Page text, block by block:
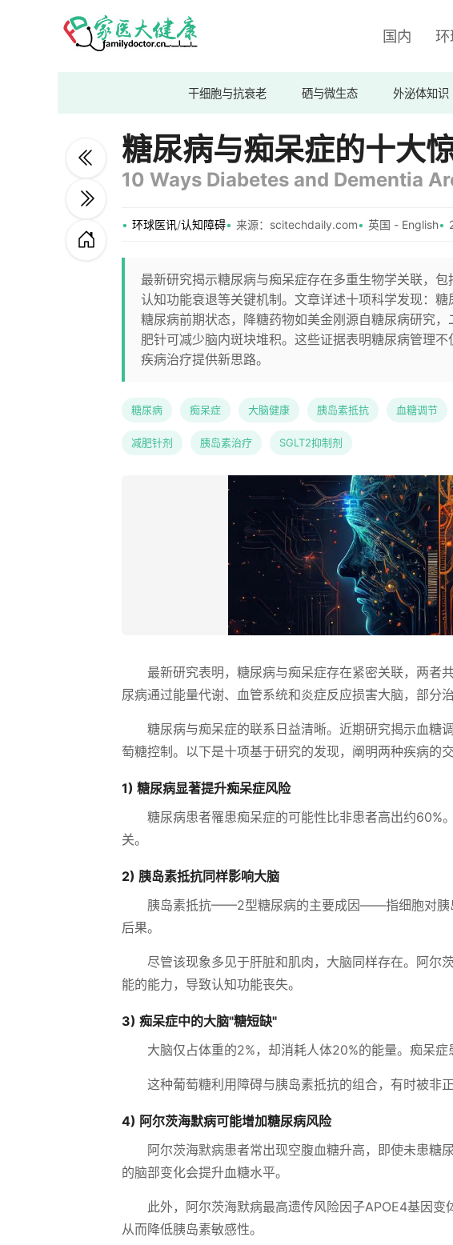
国内 环
干细胞与抗衰老 硒与微生态 外泌体知识
糖尿病与痴呆症的十大
10 Ways Diabetes and Dementia
环球医讯/认知障碍 来源：scitechdaily.com 英国 - English
最新研究揭示糖尿病与痴呆症存在多重生物学关联，
认知功能衰退等关键机制。文章详述十项科学发现：
糖尿病前期状态，降糖药物如美金刚源自糖尿病研究
肥针可减少脑内斑块堆积。这些证据表明糖尿病管理
疾病治疗提供新思路。
糖尿病 痴呆症 大脑健康 胰岛素抵抗 血糖调节
减肥针剂 胰岛素治疗 SGLT2抑制剂
最新研究表明，糖尿病与痴呆症存在紧密关联，两者
尿病通过能量代谢、血管系统和炎症反应损害大脑，部分
糖尿病与痴呆症的联系日益清晰。近期研究揭示血糖
萄糖控制。以下是十项基于研究的发现，阐明两种疾病的交
1) 糖尿病显著提升痴呆症风险
糖尿病患者罹患痴呆症的可能性比非患者高出约60%
关。
2) 胰岛素抵抗同样影响大脑
胰岛素抵抗——2型糖尿病的主要成因——指细胞对胰
后果。
尽管该现象多见于肝脏和肌肉，大脑同样存在。阿尔
能的能力，导致认知功能丧失。
3) 痴呆症中的大脑"糖短缺"
大脑仅占体重的2%，却消耗人体20%的能量。痴呆
这种葡萄糖利用障碍与胰岛素抵抗的组合，有时被非
4) 阿尔茨海默病可能增加糖尿病风险
阿尔茨海默病患者常出现空腹血糖升高，即使未患糖
的脑部变化会提升血糖水平。
此外，阿尔茨海默病最高遗传风险因子APOE4基因变
从而降低胰岛素敏感性。